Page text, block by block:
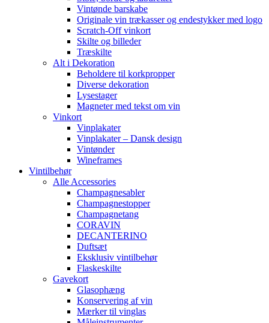
Vintønde barskabe
Originale vin trækasser og endestykker med logo
Scratch-Off vinkort
Skilte og billeder
Træskilte
Alt i Dekoration
Beholdere til korkpropper
Diverse dekoration
Lysestager
Magneter med tekst om vin
Vinkort
Vinplakater
Vinplakater – Dansk design
Vintønder
Wineframes
Vintilbehør
Alle Accessories
Champagnesabler
Champagnestopper
Champagnetang
CORAVIN
DECANTERINO
Duftsæt
Eksklusiv vintilbehør
Flaskeskilte
Gavekort
Glasophæng
Konservering af vin
Mærker til vinglas